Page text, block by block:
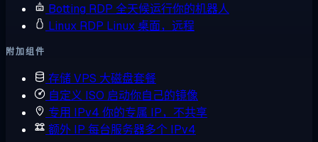
Botting RDP 全天候运行你的机器人
Linux RDP Linux 桌面，远程
附加组件
存储 VPS 大磁盘套餐
自定义 ISO 启动你自己的镜像
专用 IPv4 你的专属 IP，不共享
额外 IP 每台服务器多个 IPv4